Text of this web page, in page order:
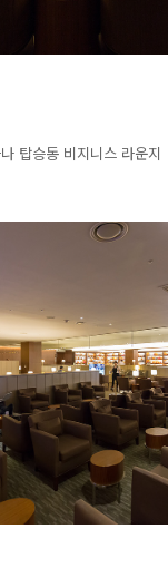
탑승동 비지니스 라운지